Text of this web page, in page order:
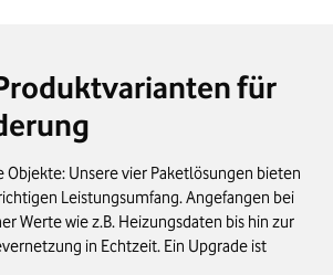
für
Objekte: Unsere vier Paketlösungen bieten
Leistungsumfang. Angefangen bei
Werte wie z.B. Heizungsdaten bis hin zur
in Echtzeit. Ein Upgrade ist